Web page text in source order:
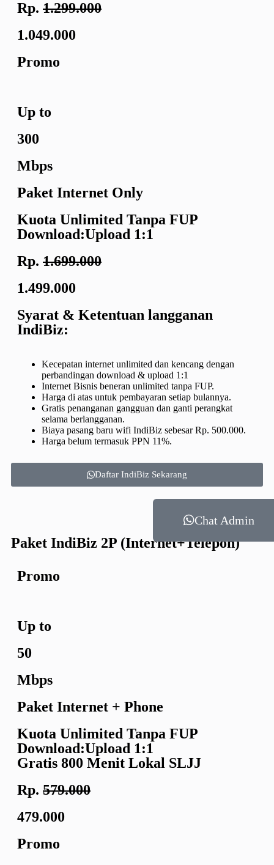
Rp. 1.299.000
1.049.000
Promo
Up to
300
Mbps
Paket Internet Only
Kuota Unlimited Tanpa FUP
Download:Upload 1:1
Rp. 1.699.000
1.499.000
Syarat & Ketentuan langganan
IndiBiz:
Kecepatan internet unlimited dan kencang dengan
perbandingan download & upload 1:1
Internet Bisnis beneran unlimited tanpa FUP.
Harga di atas untuk pembayaran setiap bulannya.
Gratis penanganan gangguan dan ganti perangkat
selama berlangganan.
Biaya pasang baru wifi IndiBiz sebesar Rp. 500.000.
Harga belum termasuk PPN 11%.
Daftar IndiBiz Sekarang
Chat Admin
Paket IndiBiz 2P (Internet+Telepon)
Promo
Up to
50
Mbps
Paket Internet + Phone
Kuota Unlimited Tanpa FUP
Download:Upload 1:1
Gratis 800 Menit Lokal SLJJ
Rp. 579.000
479.000
Promo